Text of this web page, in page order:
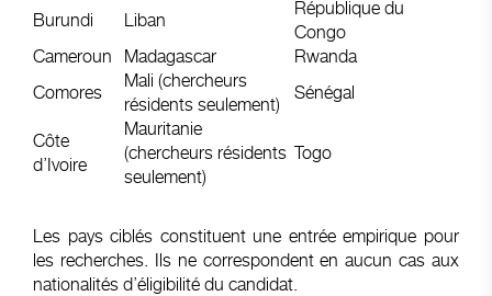
Burundi
Liban
République du
Congo
Cameroun
Madagascar
Rwanda
Comores
Mali (chercheurs
résidents seulement)
Sénégal
Côte
d’Ivoire
Mauritanie
(chercheurs résidents
seulement)
Togo
Les pays ciblés constituent une entrée empirique pour
les recherches. Ils ne correspondent en aucun cas aux
nationalités d’éligibilité du candidat.